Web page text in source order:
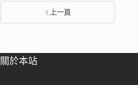
上一頁
關於本站